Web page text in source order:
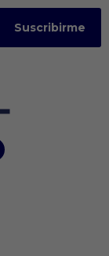
Suscribirme